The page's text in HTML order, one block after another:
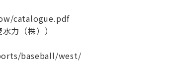
catalogue.pdf
力（株））
baseball/west/